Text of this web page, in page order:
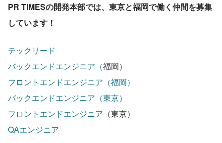
PR TIMESの開発本部では、東京と福岡で働く仲間を募集
しています！
テックリード
バックエンドエンジニア（福岡）
フロントエンドエンジニア（福岡）
バックエンドエンジニア（東京）
フロントエンドエンジニア （東京）
QAエンジニア